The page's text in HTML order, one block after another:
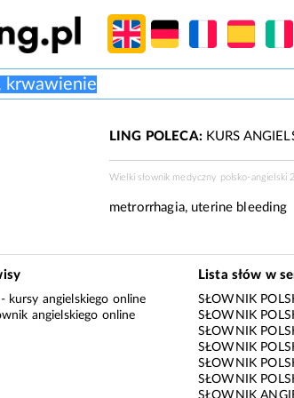
LING POLECA:KURS
Wielki słownik medyczny polsko-angielski
metrorrhagia, uterine bleeding
- kursy angielskiego online
angielskiego online
Lista słów w
SŁOWNIK
SŁOWNIK
SŁOWNIK
SŁOWNIK
SŁOWNIK
SŁOWNIK